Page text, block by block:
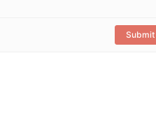
Submit